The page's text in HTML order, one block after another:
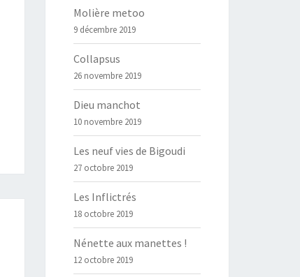
Molière metoo
9 décembre 2019
Collapsus
26 novembre 2019
Dieu manchot
10 novembre 2019
Les neuf vies de Bigoudi
27 octobre 2019
Les Inflictrés
18 octobre 2019
Nénette aux manettes !
12 octobre 2019